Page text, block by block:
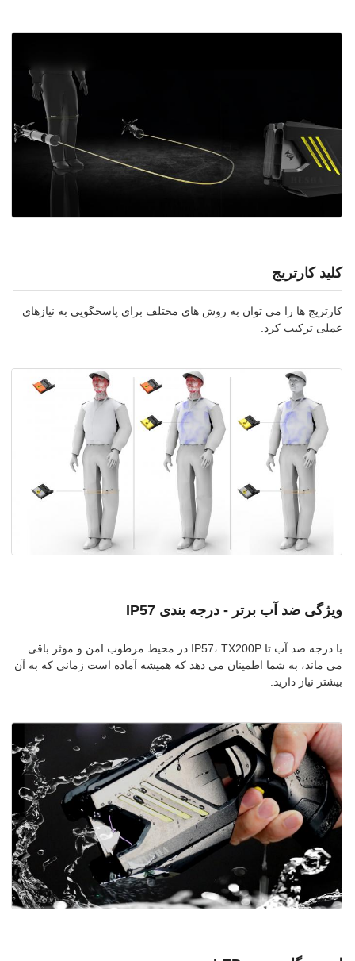
کلید کارتریج
کارتریج ها را می توان به روش های مختلف برای پاسخگویی به نیازهای
عملی ترکیب کرد.
ویژگی ضد آب برتر - درجه بندی IP57
با درجه ضد آب تا IP57، TX200P در محیط مرطوب امن و موثر باقی
می ماند، به شما اطمینان می دهد که همیشه آماده است زمانی که به آن
بیشتر نیاز دارید.